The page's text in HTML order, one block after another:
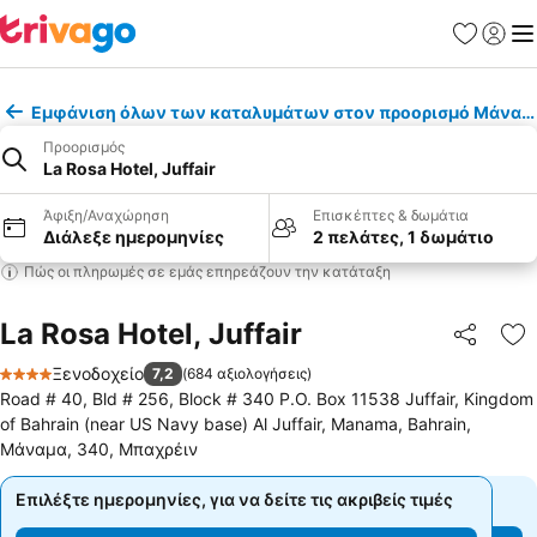
Εμφάνιση όλων των καταλυμάτων στον προορισμό
Προορισμός
La Rosa Hotel, Juffair
Άφιξη/Αναχώρηση
Διάλεξε ημερομηνίες
Επισκέπτες & δωμάτια
2 πελάτες, 1 δωμάτιο
Πώς οι πληρωμές σε εμάς επηρεάζουν την κατάταξη
La Rosa Hotel, Juffair
4 Αστέρια
Ξενοδοχείο 7,2 (684 αξιολογήσεις)
Road # 40, Bld # 256, Block # 340 P.O. Box 11538 Juffair, Kingdom
of Bahrain (near US Navy base) Al Juffair, Manama, Bahrain,
Μάναμα, 340, Μπαχρέιν
Επιλέξτε ημερομηνίες, για να δείτε τις ακριβείς τιμές
Επιλέξτε ημερομηνίες, για να δείτε τις ακριβείς τιμές